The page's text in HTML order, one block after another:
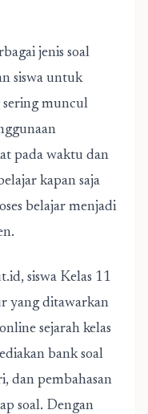
jenis soal
siswa untuk
sering muncul
pada waktu dan
kapan saja
belajar menjadi
siswa Kelas 11
yang ditawarkan
sejarah kelas
bank soal
dan pembahasan
soal. Dengan